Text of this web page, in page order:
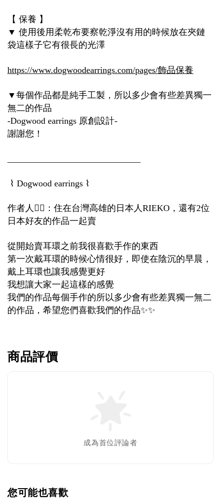
【 保養 】
▼ 使用後用柔乾布要察乾淨沒有用的時候放在夾鏈
袋這樣子它有很長的光澤
https://www.dogwoodearrings.com/pages/飾品保養
▼ 每個作品都是純手工製，所以多少會有些差異獨一
無二的作品
-Dogwood earrings 原創設計-
謝謝您！
⌇ Dogwood earrings ⌇
作者人💁‍♀️ ：住在台灣高雄的日本人RIEKO ，還有2位
日本好友的作品一起賣
從開始賣耳環之前我很喜歡手作的東西
第一次戴耳環的時候心情很好，即使在陰沉的早晨，
戴上耳環也讓我感覺更好
我想讓大家一起這樣的感覺
我們的作品每個手作的所以多少會有些差異獨一無二
的作品，希望您們喜歡我們的作品✨✨
商品評價
成為首位評論者
您可能也喜歡